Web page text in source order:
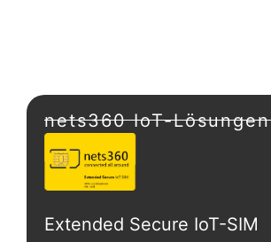
nets360 IoT-Lösungen
Extended Secure IoT-SIM